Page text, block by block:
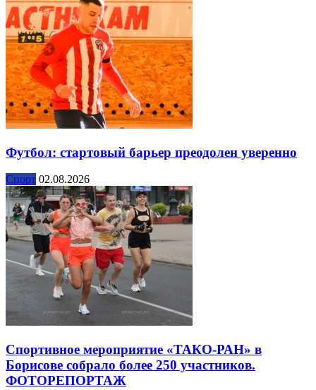
Футбол: стартовый барьер преодолен уверенно
Спорт 02.08.2026
Спортивное мероприятие «ТАКО-РАН» в
Борисове собрало более 250 участников.
ФОТОРЕПОРТАЖ